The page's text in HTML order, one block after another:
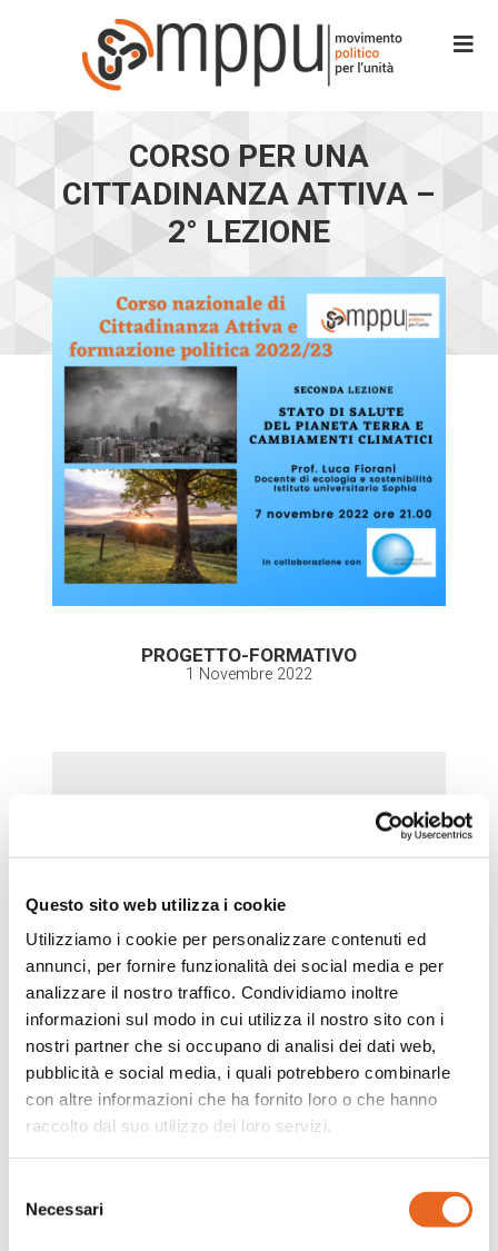
Questo sito web utilizza i cookie
Utilizziamo i cookie per personalizzare contenuti ed
annunci, per fornire funzionalità dei social media e per
analizzare il nostro traffico. Condividiamo inoltre
informazioni sul modo in cui utilizza il nostro sito con i
nostri partner che si occupano di analisi dei dati web,
pubblicità e social media, i quali potrebbero combinarle
con altre informazioni che ha fornito loro o che hanno
raccolto dal suo utilizzo dei loro servizi.
delNecessari
CORSO PER UNA
CITTADINANZA ATTIVA –
2° LEZIONE
PROGETTO-FORMATIVO
1 Novembre 2022